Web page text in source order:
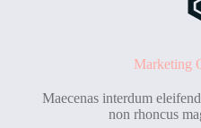
Marketing
Maecenas interdum
non rhoncus